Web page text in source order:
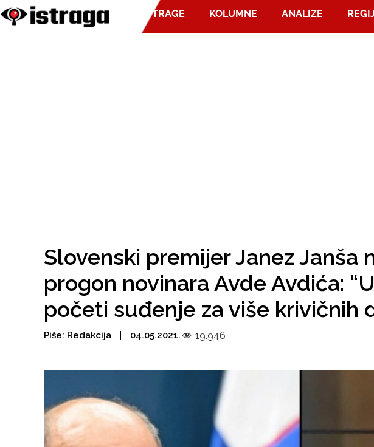
ISTRAGE KOLUMNE ANALIZE
Slovenski premijer Janez Janša
progon novinara Avde Avdića:
početi suđenje za više krivičnih
Piše: Redakcija 04.05.2021. 19.946